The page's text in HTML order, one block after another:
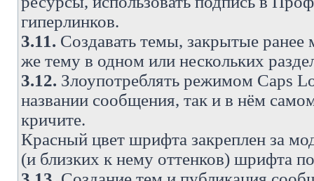
гиперлинков.
3.11. Создавать темы, закрытые ранее
же тему в одном или нескольких
3.12. Злоупотреблять режимом Caps
названии сообщения, так и в нём
кричите.
Красный цвет шрифта закреплен за
(и близких к нему оттенков) шрифта